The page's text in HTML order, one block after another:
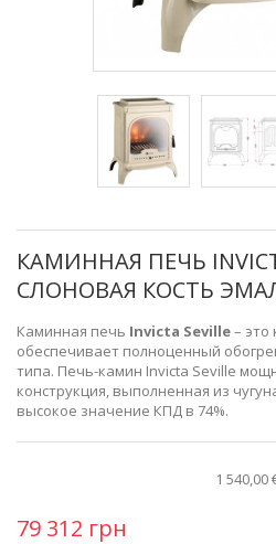
КАМИННАЯ ПЕЧЬ
СЛОНОВАЯ КОСТЬ
Каминная печь Invicta Seville– это
обеспечивает полноценный
типа. Печь-камин Invicta Seville
конструкция, выполненная из
высокое значение КПД в 74%.
1 540,00
79 312 грн